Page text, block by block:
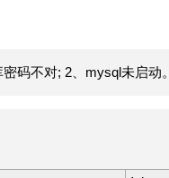
码不对; 2、mysql未启动。